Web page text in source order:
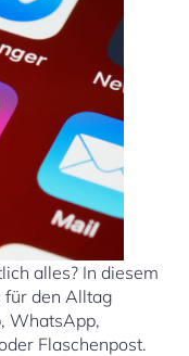
alles? In diesem
für den Alltag
WhatsApp,
Flaschenpost.